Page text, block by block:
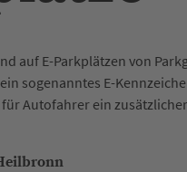
auf E-Parkplätzen von
sogenanntes E-
Autofahrer ein